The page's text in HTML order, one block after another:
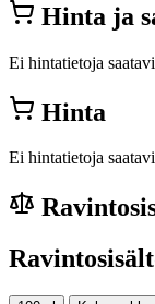
Hinta ja
Ei hintatietoja
Hinta
Ei hintatietoja